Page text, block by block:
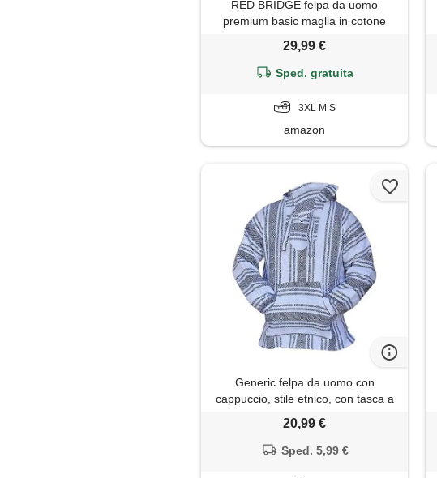
RED BRIDGE felpa da uomo
premium basic maglia in cotone
29,99 €
Sped. gratuita
3XL M S
amazon
Generic felpa da uomo con
cappuccio, stile etnico, con tasca a
tempo libero, traspirante e calda
autunno a maniche lunghe, 01-
20,99 €
Sped. 5,99 €